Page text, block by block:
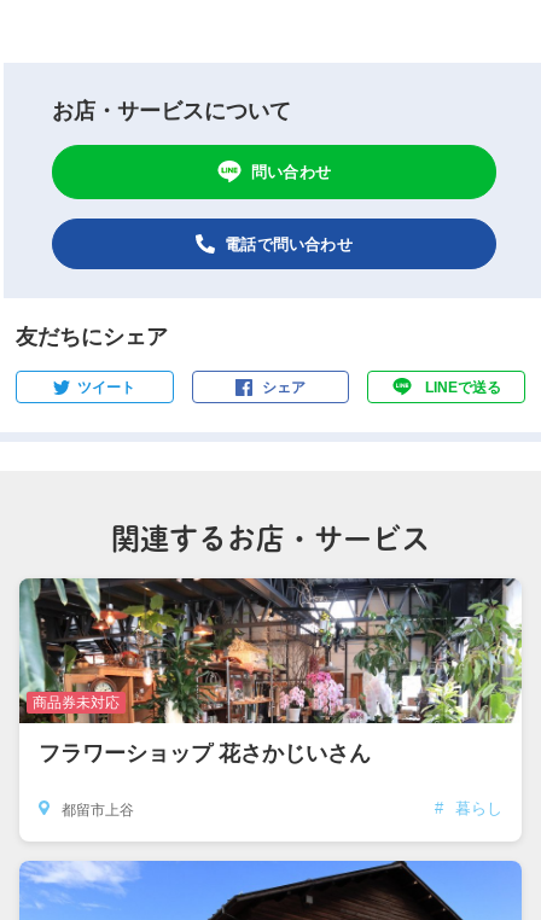
お店・サービスについて
問い合わせ
電話で問い合わせ
友だちにシェア
ツイート シェア LINEで送る
関連するお店・サービス
商品券未対応
フラワーショップ 花さかじいさん
都留市上谷 # 暮らし